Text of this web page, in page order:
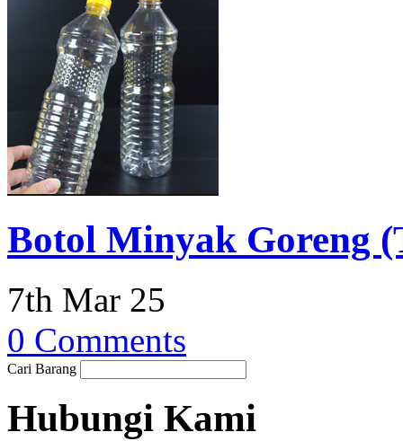
Botol Minyak Goreng
7th Mar 25
0 Comments
Cari Barang
Hubungi Kami